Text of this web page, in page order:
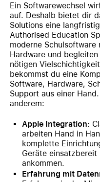
Ein Softwarewechsel
auf. Deshalb bietet dir
Solutions eine
Authorised Education
moderne
Hardware und
nötigen
bekommst du eine
Software, Hardware,
Support aus einer
anderem:
Apple Integration:
arbeiten Hand in
komplette
Geräte einsatzbereit
ankommen.
Erfahrung mit